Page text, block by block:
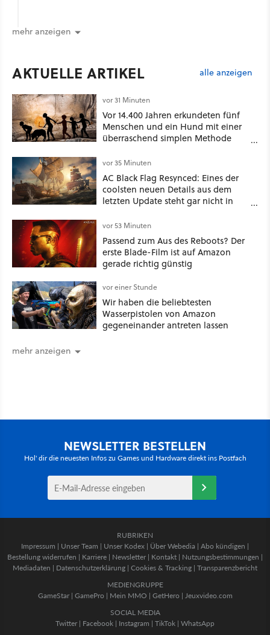
mehr anzeigen
AKTUELLE ARTIKEL alle anzeigen
vor 31 Minuten
Vor 14.400 Jahren erkundeten fünf
Menschen und ein Hund mit einer
überraschend simplen Methode
Spuren für die Ewigkeit
vor 35 Minuten
AC Black Flag Resynced: Eines der
coolsten neuen Details aus dem
letzten Update steht gar nicht in
vor 53 Minuten
Passend zum Aus des Reboots? Der
erste Blade-Film ist auf Amazon
gerade richtig günstig
vor einer Stunde
Wir haben die beliebtesten
Wasserpistolen von Amazon
gegeneinander antreten lassen
mehr anzeigen
NEWSLETTER BESTELLEN
Hol' dir die neuesten Infos zu Games und Hardware direkt ins Postfach
RUBRIKEN
Impressum | Unser Team | Unser Kodex | Über Webedia | Abo kündigen |
Bestellung widerrufen | Karriere | Newsletter | Kontakt | Nutzungsbestimmungen |
Mediadaten | Datenschutzerklärung | Cookies & Tracking | Transparenzbericht
MEDIENGRUPPE
GameStar| GamePro | Mein MMO | GetHero | Jeuxvideo.com
SOCIAL MEDIA
Twitter | Facebook | Instagram | TikTok | WhatsApp